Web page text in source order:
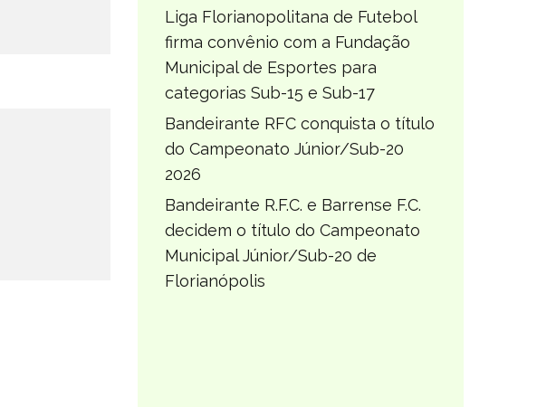
Liga Florianopolitana de Futebol
firma convênio com a Fundação
Municipal de Esportes para
categorias Sub-15 e Sub-17
Bandeirante RFC conquista o título
do Campeonato Júnior/Sub-20
2026
Bandeirante R.F.C. e Barrense F.C.
decidem o título do Campeonato
Municipal Júnior/Sub-20 de
Florianópolis